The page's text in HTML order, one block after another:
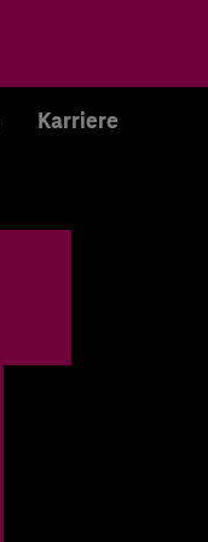
Karriere